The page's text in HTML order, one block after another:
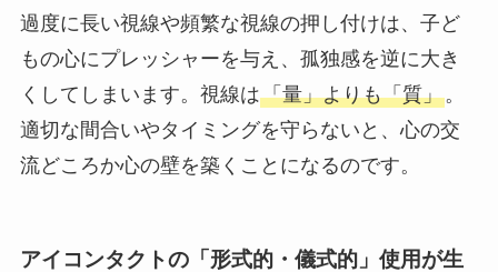
過度に長い視線や頻繁な視線の押し付けは、子ど
もの心にプレッシャーを与え、孤独感を逆に大き
くしてしまいます。視線は「量」よりも「質」。
適切な間合いやタイミングを守らないと、心の交
流どころか心の壁を築くことになるのです。
アイコンタクトの「形式的・儀式的」使用が生